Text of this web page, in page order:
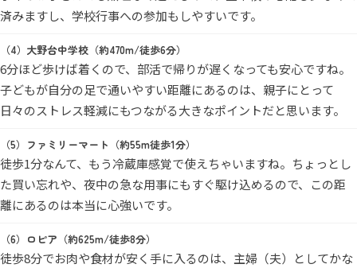
済みますし、学校行事への参加もしやすいです。
大野台中学校（約470m/徒歩6分）
6分ほど歩けば着くので、部活で帰りが遅くなっても安心ですね。
子どもが自分の足で通いやすい距離にあるのは、親子にとって
日々のストレス軽減にもつながる大きなポイントだと思います。
ファミリーマート（約55m徒歩1分）
徒歩1分なんて、もう冷蔵庫感覚で使えちゃいますね。ちょっとし
た買い忘れや、夜中の急な用事にもすぐ駆け込めるので、この距
離にあるのは本当に心強いです。
ロピア（約625m/徒歩8分）
徒歩8分でお肉や食材が安く手に入るのは、主婦（夫）としてかな